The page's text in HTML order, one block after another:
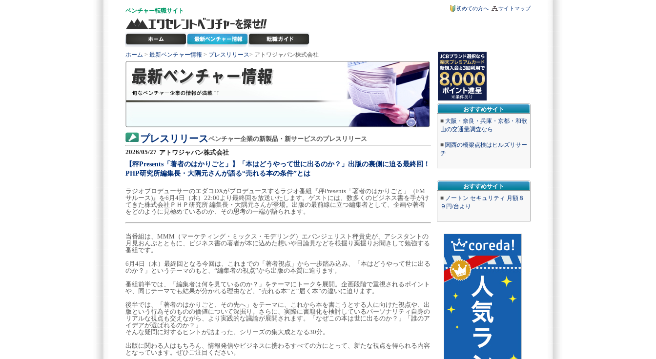
ベンチャー転職サイト サイトマップ
初めての方へ
おすすめサイト
■ 大阪・奈良・兵庫・京都・和歌
山の交通量調査なら
■ 関西の橋梁点検はヒルズリサー
チ
おすすめサイト
■ ノートン セキュリティ 月額８
９円/台より
ホーム > 最新ベンチャー情報 > プレスリリース> アトワジャパン株式会社
プレスリリースベンチャー企業の新製品・新サービスのプレスリリース
2026/05/27 アトワジャパン株式会社
【秤Presents「著者のはかりごと」】「本はどうやって世に出るのか？」出版の裏側に迫る最終回！
PHP研究所編集長・大隅元さんが語る“売れる本の条件”とは
ラジオプロデューサーのエダコDXがプロデュースするラジオ番組『秤Presents「著者のはかりごと」（FM
サルース)』を6月4日（木）22:00より最終回を放送いたします。ゲストには、数多くのビジネス書を手がけ
てきた株式会社ＰＨＰ研究所 編集長・大隅元さんが登場。出版の最前線に立つ編集者として、企画や著者
をどのように見極めているのか、その思考の一端が語られます。
当番組は、MMM（マーケティング・ミックス・モデリング）エバンジェリスト秤貴史が、アシスタントの
月見おんぷとともに、ビジネス書の著者が本に込めた想いや目論見などを根掘り葉掘りお聞きして勉強する
番組です。
6月4日（木）最終回となる今回は、これまでの「著者視点」から一歩踏み込み、「本はどうやって世に出る
のか？」というテーマのもと、“編集者の視点”から出版の本質に迫ります。
番組前半では、「編集者は何を見ているのか？」をテーマにトークを展開。企画段階で重視されるポイント
や、同じテーマでも結果が分かれる理由など、“売れる本”と“届く本”の違いに迫ります。
後半では、「著者のはかりごと、その先へ」をテーマに、これから本を書こうとする人に向けた視点や、出
版という行為そのものの価値について深掘り。さらに、実際に書籍化を検討しているパーソナリティ自身の
リアルな視点も交えながら、より実践的な議論が展開されます。「なぜこの本は世に出るのか？」「誰のア
イデアが選ばれるのか？」
そんな疑問に対するヒントが詰まった、シリーズの集大成となる30分。
出版に関わる人はもちろん、情報発信やビジネスに携わるすべての方にとって、新たな視点を得られる内容
となっています。ぜひご注目ください。